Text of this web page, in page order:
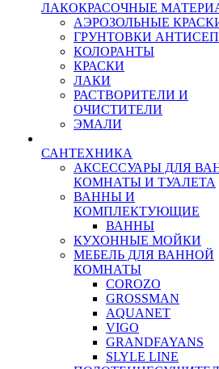
ЛАКОКРАСОЧНЫЕ
АЭРОЗОЛЬНЫЕ
ГРУНТОВКИ
КОЛОРАНТЫ
КРАСКИ
ЛАКИ
РАСТВОРИТЕЛИ И
ОЧИСТИТЕЛИ
ЭМАЛИ
САНТЕХНИКА
АКСЕССУАРЫ ДЛЯ
КОМНАТЫ И ТУАЛЕТА
ВАННЫ И
КОМПЛЕКТУЮЩИЕ
ВАННЫ
КУХОННЫЕ МОЙКИ
МЕБЕЛЬ ДЛЯ ВАННОЙ
КОМНАТЫ
COROZO
GROSSMAN
AQUANET
VIGO
GRANDFAYANS
SLYLE LINE